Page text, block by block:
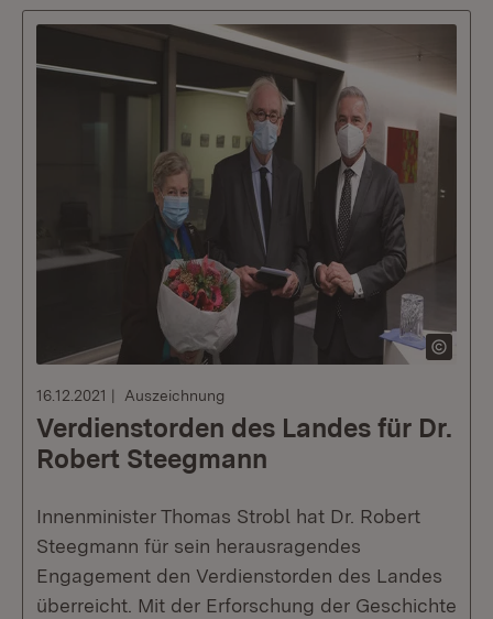
16.12.2021 Auszeichnung
Verdienstorden des Landes für Dr.
Robert Steegmann
Innenminister Thomas Strobl hat Dr. Robert
Steegmann für sein herausragendes
Engagement den Verdienstorden des Landes
überreicht. Mit der Erforschung der Geschichte